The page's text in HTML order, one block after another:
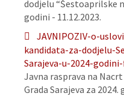
dodjelu “Šestoaprilske
godini - 11.12.2023.
JAVNIPOZIV-o-
kandidata-za-dodjelu-
Sarajeva-u-2024-
Javna rasprava na
Grada Sarajeva za 2024.